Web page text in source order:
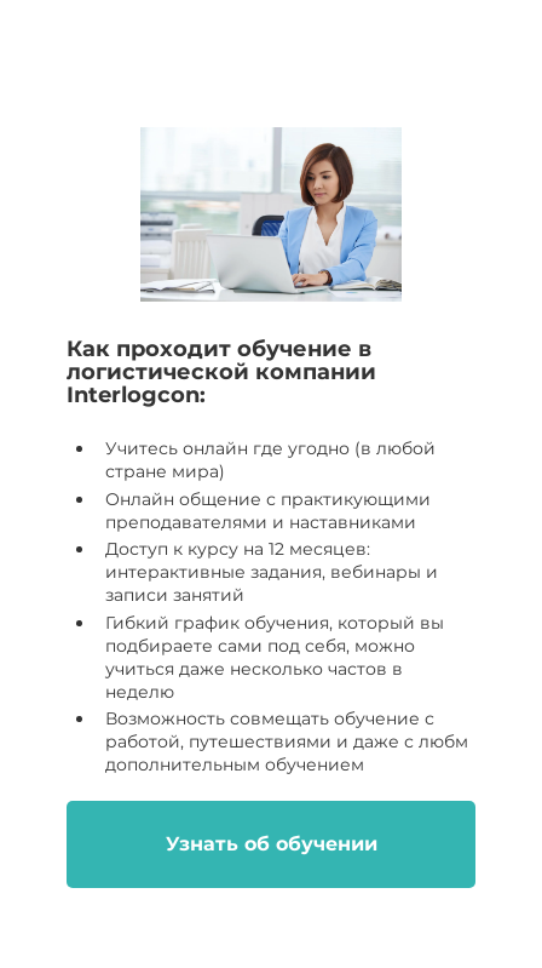
Как проходит обучение в
логистической компании
Interlogcon:
Учитесь онлайн где угодно (в любой
стране мира)
Онлайн общение с практикующими
преподавателями и наставниками
Доступ к курсу на 12 месяцев:
интерактивные задания, вебинары и
записи занятий
Гибкий график обучения, который вы
подбираете сами под себя, можно
учиться даже несколько частов в
неделю
Возможность совмещать обучение с
работой, путешествиями и даже с любм
дополнительным обучением
Узнать об обучении